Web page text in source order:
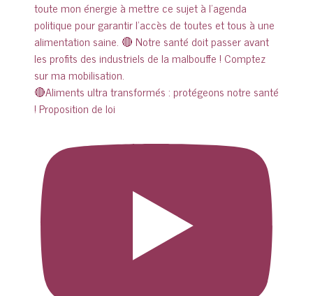
🔴Aliments ultra transformés : protégeons notre santé
! Proposition de loi